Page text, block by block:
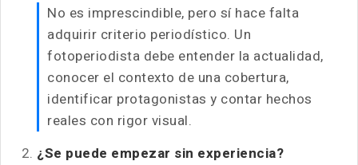
No es imprescindible, pero sí hace falta
adquirir criterio periodístico. Un
fotoperiodista debe entender la actualidad,
conocer el contexto de una cobertura,
identificar protagonistas y contar hechos
reales con rigor visual.
¿Se puede empezar sin experiencia?